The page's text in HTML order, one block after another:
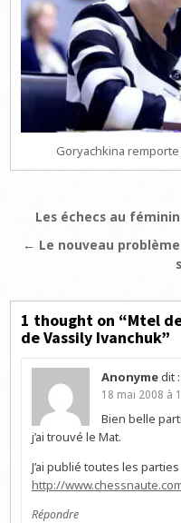
Goryachkina
Navigation
de
Les échecs au
← Le nouveau
1 thought on “Mtel
de Vassily Ivanchuk”
Anonymedit :
18 mai 2008 à
Bien belle
j’ai trouvé le Mat.
J’ai publié toutes les
http://
Répondre